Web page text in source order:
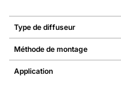
Type de diffuseur
Méthode de montage
Application